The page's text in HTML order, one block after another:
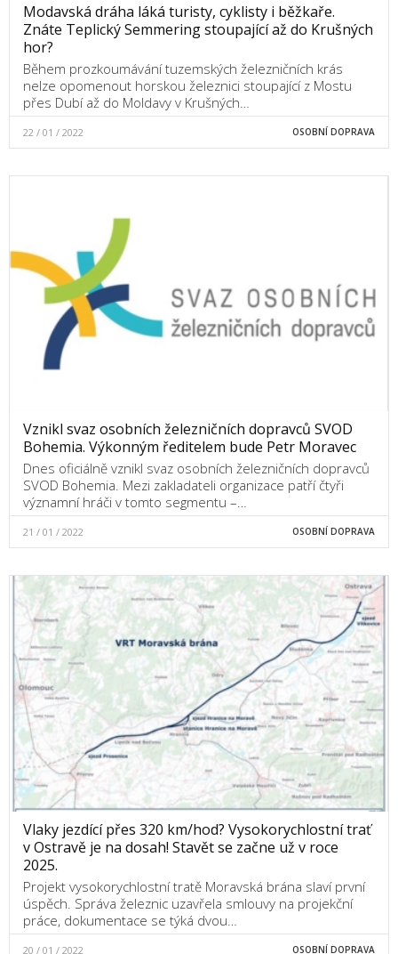
Modavská dráha láká turisty, cyklisty i běžkaře.
Znáte Teplický Semmering stoupající až do Krušných
hor?
Během prozkoumávání tuzemských železničních krás
nelze opomenout horskou železnici stoupající z Mostu
přes Dubí až do Moldavy v Krušných…
22 / 01 / 2022 OSOBNÍ DOPRAVA
Vznikl svaz osobních železničních dopravců SVOD
Bohemia. Výkonným ředitelem bude Petr Moravec
Dnes oficiálně vznikl svaz osobních železničních dopravců
SVOD Bohemia. Mezi zakladateli organizace patří čtyři
významní hráči v tomto segmentu –…
21 / 01 / 2022 OSOBNÍ DOPRAVA
Vlaky jezdící přes 320 km/hod? Vysokorychlostní trať
v Ostravě je na dosah! Stavět se začne už v roce
2025.
Projekt vysokorychlostní tratě Moravská brána slaví první
úspěch. Správa železnic uzavřela smlouvy na projekční
práce, dokumentace se týká dvou…
20 / 01 / 2022 OSOBNÍ DOPRAVA